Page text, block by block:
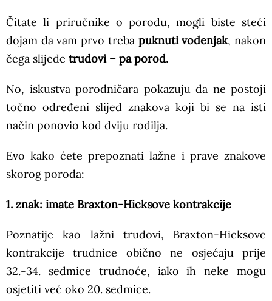
Čitate li priručnike o porodu, mogli biste steći
dojam da vam prvo treba puknuti vodenjak, nakon
čega slijede trudovi – pa porod.
No, iskustva porodničara pokazuju da ne postoji
točno određeni slijed znakova koji bi se na isti
način ponovio kod dviju rodilja.
Evo kako ćete prepoznati lažne i prave znakove
skorog poroda:
1. znak: imate Braxton-Hicksove kontrakcije
Poznatije kao lažni trudovi, Braxton-Hicksove
kontrakcije trudnice obično ne osjećaju prije
32.-34. sedmice trudnoće, iako ih neke mogu
osjetiti već oko 20. sedmice.